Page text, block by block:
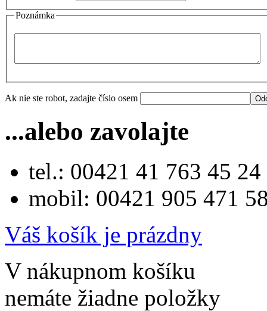
Poznámka
Ak nie ste robot, zadajte číslo osem
...alebo zavolajte
tel.: 00421 41 763 45 24
mobil: 00421 905 471
Váš košík je prázdny
V nákupnom košíku
nemáte žiadne položky